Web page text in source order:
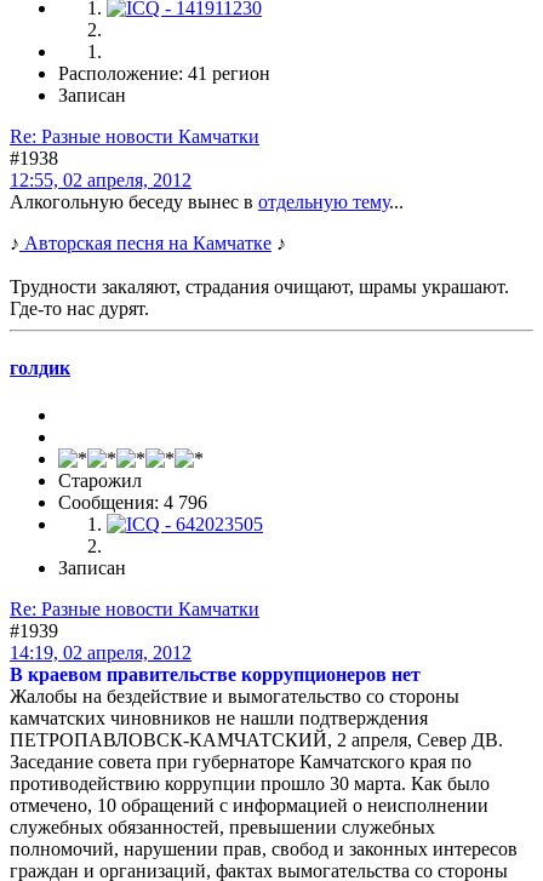
Расположение: 41 регион
Записан
Re: Разные новости Камчатки
#1938
12:55, 02 апреля, 2012
Алкогольную беседу вынес в отдельную тему...
♪ Авторская песня на Камчатке ♪
Трудности закаляют, страдания очищают, шрамы украшают.
Где-то нас дурят.
голдик
Старожил
Сообщения: 4 796
Записан
Re: Разные новости Камчатки
#1939
14:19, 02 апреля, 2012
В краевом правительстве коррупционеров нет
Жалобы на бездействие и вымогательство со стороны
камчатских чиновников не нашли подтверждения
ПЕТРОПАВЛОВСК-КАМЧАТСКИЙ, 2 апреля, Север ДВ.
Заседание совета при губернаторе Камчатского края по
противодействию коррупции прошло 30 марта. Как было
отмечено, 10 обращений с информацией о неисполнении
служебных обязанностей, превышении служебных
полномочий, нарушении прав, свобод и законных интересов
граждан и организаций, фактах вымогательства со стороны